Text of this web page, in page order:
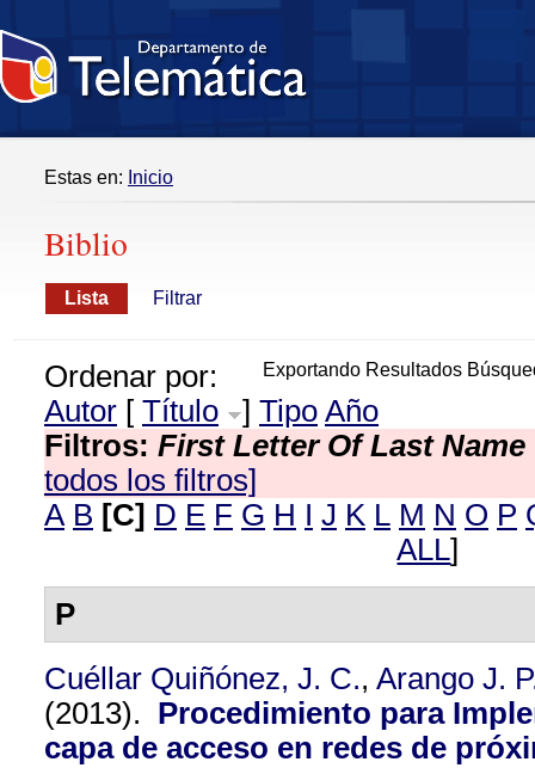
Estas en: Inicio
Biblio
Lista Filtrar
Exportando Resultados
Ordenar por:
Autor [ Título ] Tipo Año
Filtros: First Letter Of Last Name
todos los filtros]
A B [C] D E F G H I J K L M N O P
ALL]
P
Cuéllar Quiñónez, J. C., Arango J.
(2013). Procedimiento para
capa de acceso en redes de